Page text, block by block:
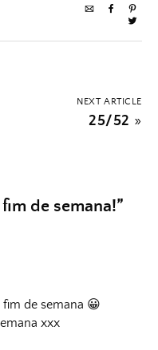
NEXT ARTICLE
25/52 »
de semana!”
fim de semana 😀
xxx